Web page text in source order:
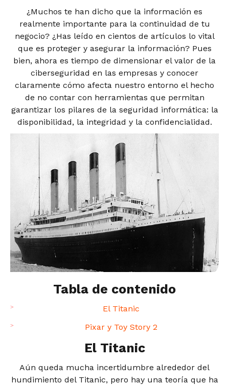
¿Muchos te han dicho que la información es
realmente importante para la continuidad de tu
negocio? ¿Has leído en cientos de artículos lo vital
que es proteger y asegurar la información? Pues
bien, ahora es tiempo de dimensionar el valor de la
ciberseguridad en las empresas y conocer
claramente cómo afecta nuestro entorno el hecho
de no contar con herramientas que permitan
garantizar los pilares de la seguridad informática: la
disponibilidad, la integridad y la confidencialidad.
Tabla de contenido
El Titanic
Pixar y Toy Story 2
El Titanic
Aún queda mucha incertidumbre alrededor del
hundimiento del Titanic, pero hay una teoría que ha